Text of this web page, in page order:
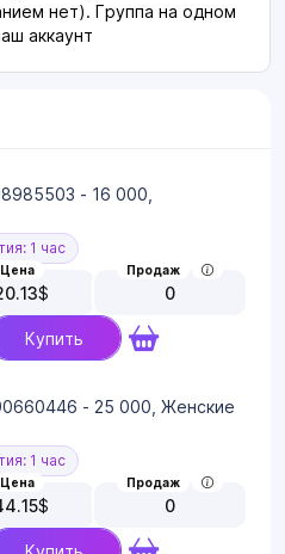
нет). Группа на одном
аккаунт
- 16 000,
1 час
Цена
$
Продаж
0
Купить
- 25 000, Женские
1 час
Цена
$
Продаж
0